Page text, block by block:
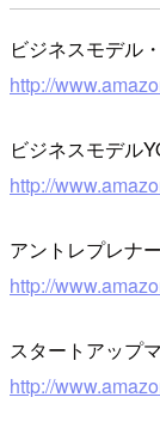
ビジネスモデル
http://
ビジネスモデル
http://
アントレプレナ
http://
スタートアップ
http://